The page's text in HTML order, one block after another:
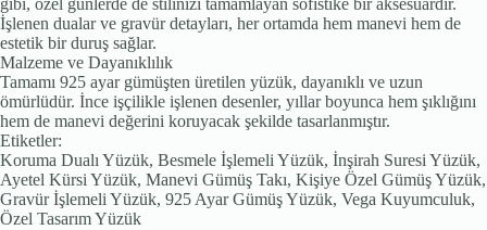
gibi, özel günlerde de stilinizi tamamlayan sofistike bir aksesuardır.
İşlenen dualar ve gravür detayları, her ortamda hem manevi hem de
estetik bir duruş sağlar.
Malzeme ve Dayanıklılık
Tamamı 925 ayar gümüşten üretilen yüzük, dayanıklı ve uzun
ömürlüdür. İnce işçilikle işlenen desenler, yıllar boyunca hem şıklığını
hem de manevi değerini koruyacak şekilde tasarlanmıştır.
Etiketler:
Koruma Dualı Yüzük, Besmele İşlemeli Yüzük, İnşirah Suresi Yüzük,
Ayetel Kürsi Yüzük, Manevi Gümüş Takı, Kişiye Özel Gümüş Yüzük,
Gravür İşlemeli Yüzük, 925 Ayar Gümüş Yüzük, Vega Kuyumculuk,
Özel Tasarım Yüzük